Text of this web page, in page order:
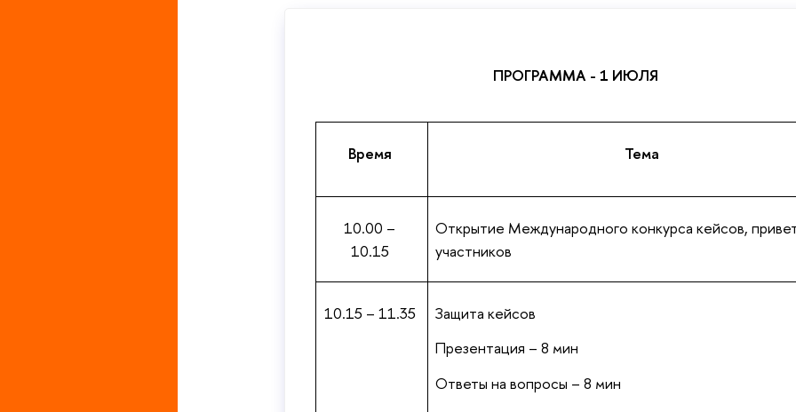
ПРОГРАММА - 1 ИЮЛЯ
Время Тема
10.00 –
10.15
Открытие Международного конкурса кейсов,
участников
10.15 – 11.35
Защита кейсов
Презентация – 8 мин
Ответы на вопросы – 8 мин